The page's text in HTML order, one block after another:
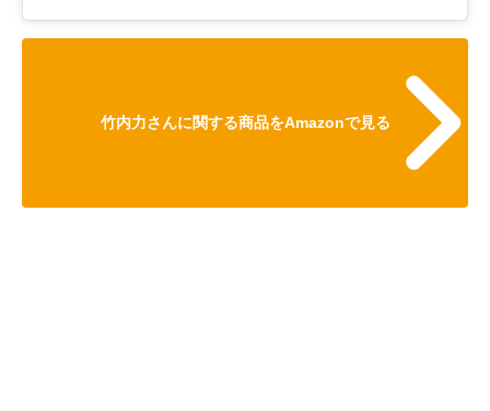
竹内力さんに関する商品をAmazonで見る